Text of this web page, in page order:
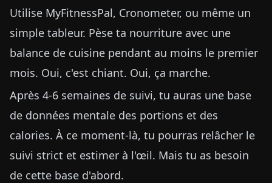
Utilise MyFitnessPal, Cronometer, ou même un
simple tableur. Pèse ta nourriture avec une
balance de cuisine pendant au moins le premier
mois. Oui, c'est chiant. Oui, ça marche.
Après 4-6 semaines de suivi, tu auras une base
de données mentale des portions et des
calories. À ce moment-là, tu pourras relâcher le
suivi strict et estimer à l'œil. Mais tu as besoin
de cette base d'abord.